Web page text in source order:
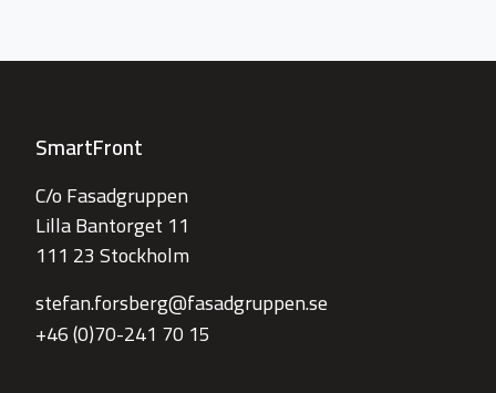
SmartFront
C/o Fasadgruppen
Lilla Bantorget 11
111 23 Stockholm
stefan.forsberg@fasadgruppen.se
+46 (0)70-241 70 15